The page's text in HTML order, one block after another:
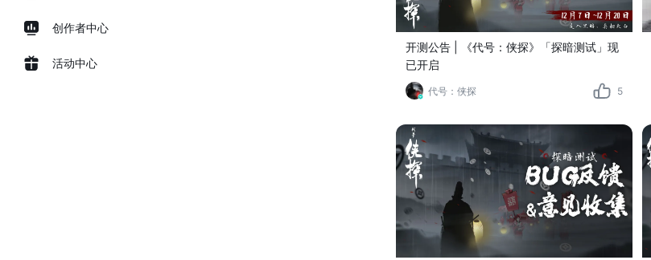
创作者中心
活动中心
开测公告 | 《代号：侠探》「探暗测试」现
已开启
代号：侠探 5